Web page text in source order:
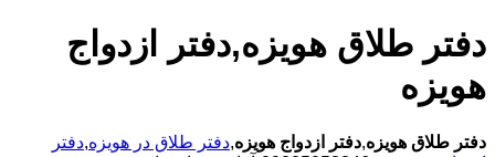
دفتر طلاق هویزه,دفتر ازدواج
هویزه
دفتر طلاق هویزه,دفتر ازدواج هویزه,دفتر طلاق در هویزه,دفتر